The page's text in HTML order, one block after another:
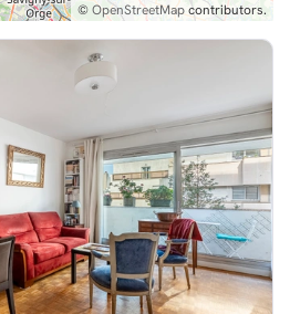
©OpenStreetMapcontributors.